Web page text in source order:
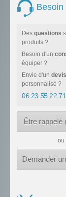
Besoin
Des questions
produits ?
Besoin d'un
équiper ?
Envie d'un
personnalisé ?
06 23 55 22 71
Être rappelé
ou
Demander